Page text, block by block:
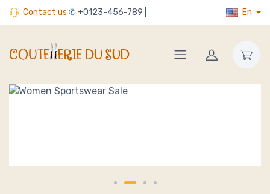
Contact us ✆ +0123-456-789 | En